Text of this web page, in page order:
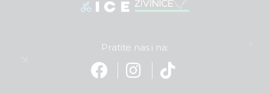
Pratite nas i na: